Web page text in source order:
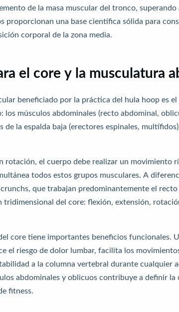
de la masa muscular del tronco,
proporcionan una base científica sólida para
corporal de la zona media.
el core y la musculatura
beneficiado por la práctica del hula hoop es
los músculos abdominales (recto abdominal,
de la espalda baja (erectores espinales,
rotación, el cuerpo debe realizar un movimiento
todos estos grupos musculares. A
que trabajan predominantemente el
tridimensional del core: flexión, extensión,
core tiene importantes beneficios funcionales.
el riesgo de dolor lumbar, facilita los
a la columna vertebral durante cualquier
abdominales y oblicuos contribuye a definir
fitness.